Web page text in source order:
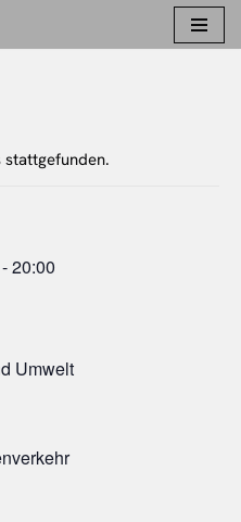
stattgefunden.
-20:00
Umwelt